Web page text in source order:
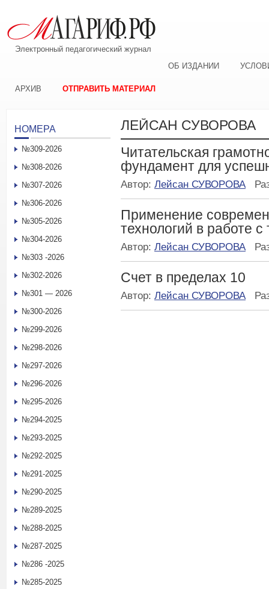
Электронный педагогический журнал
ОБ ИЗДАНИИ
АРХИВ ОТПРАВИТЬ МАТЕРИАЛ
ЛЕЙСАН СУВОРОВА
Читательская
фундамент для
Автор: Лейсан СУВОРОВА
Применение
технологий в работе с
Автор: Лейсан СУВОРОВА
Счет в пределах 10
Автор: Лейсан СУВОРОВА
НОМЕРА
№309-2026
№308-2026
№307-2026
№306-2026
№305-2026
№304-2026
№303 -2026
№302-2026
№301 — 2026
№300-2026
№299-2026
№298-2026
№297-2026
№296-2026
№295-2026
№294-2025
№293-2025
№292-2025
№291-2025
№290-2025
№289-2025
№288-2025
№287-2025
№286 -2025
№285-2025